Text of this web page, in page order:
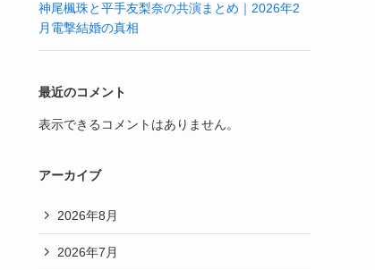
神尾楓珠と平手友梨奈の共演まとめ｜2026年2
月電撃結婚の真相
最近のコメント
表示できるコメントはありません。
アーカイブ
2026年8月
2026年7月